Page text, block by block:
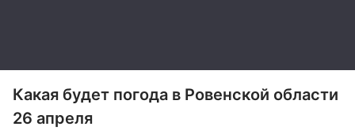
Какая будет погода в Ровенской области
26 апреля